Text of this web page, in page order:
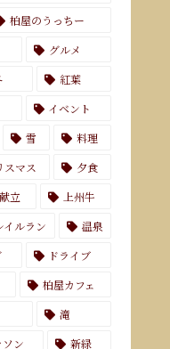
柏屋のうっちー
グルメ
紅葉
イベント
雪
料理
スマス
夕食
献立
上州牛
イルラン
温泉
ドライブ
柏屋カフェ
滝
ソン 新緑